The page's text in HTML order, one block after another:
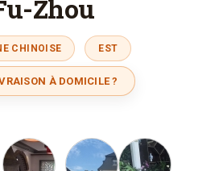
Zhou
CHINOISE EST
À DOMICILE ?